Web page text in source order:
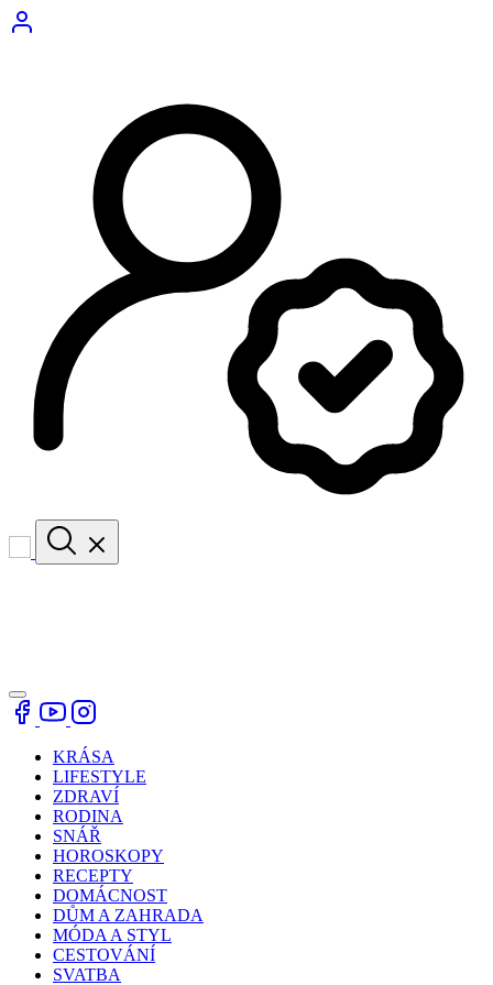
KRÁSA
LIFESTYLE
ZDRAVÍ
RODINA
SNÁŘ
HOROSKOPY
RECEPTY
DOMÁCNOST
DŮM A ZAHRADA
MÓDA A STYL
CESTOVÁNÍ
SVATBA